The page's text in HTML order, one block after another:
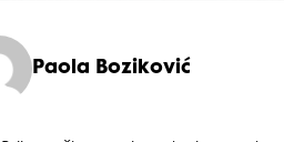
Paola Boziković